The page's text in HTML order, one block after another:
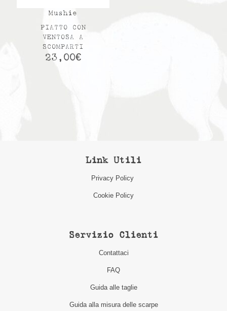
Mushie
PIATTO CON
VENTOSA A
SCOMPARTI
23,00€
Link Utili
Privacy Policy
Cookie Policy
Servizio Clienti
Contattaci
FAQ
Guida alle taglie
Guida alla misura delle scarpe